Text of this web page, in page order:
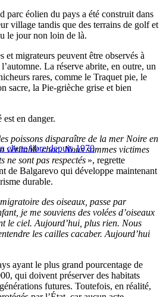
parc éolien du pays a été construit dans
village tandis que des terrains de golf et
le jour non loin de là.
et migrateurs peuvent être observés à
La réserve abrite, en outre, un
rares, comme le Traquet pie, le
sacre, la Pie-grièche grise et bien
en danger.
chute libre depuis 1970
poissons disparaître de la mer Noire en
véritable choc. Nous sommes victimes
ne sont pas respectés », regrette
de Balgarevo qui développe maintenant
durable.
des oiseaux, passe par
je me souviens des volées d’oiseaux
le ciel. Aujourd’hui, plus rien. Nous
les cailles cacaber. Aujourd’hui
ayant le plus grand pourcentage de
qui doivent préserver des habitats
futures. Toutefois, en réalité,